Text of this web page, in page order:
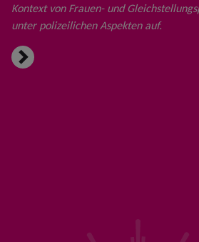
Kontext von Frauen- und
unter polizeilichen Aspekten auf.